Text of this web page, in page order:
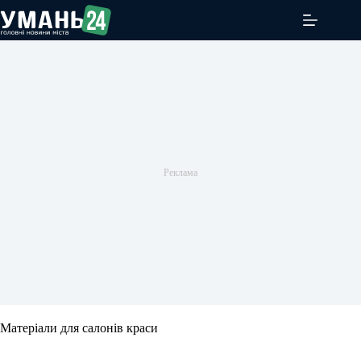
до
вмісту
Матеріали для салонів краси